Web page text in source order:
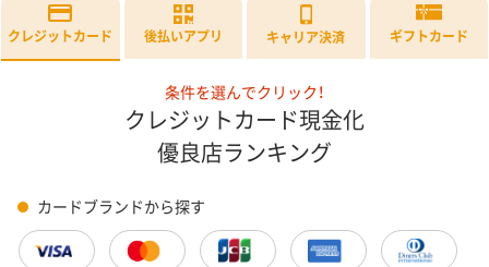
クレジットカード 後払いアプリ キャリア決済 ギフトカード
条件を選んでクリック！
クレジットカード現金化
優良店ランキング
カードブランドから探す